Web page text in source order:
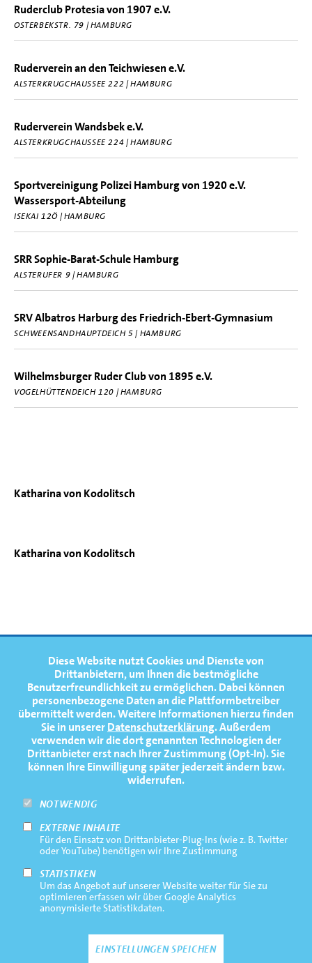
Diese Website nutzt Cookies und Dienste von
Drittanbietern, um Ihnen die bestmögliche
Benutzerfreundlichkeit zu ermöglichen.Dabei können
personenbezogene Daten an die Plattformbetreiber
übermittelt werden. Weitere Informationen hierzu finden
Sie in unsererDatenschutzerklärung. Außerdem
verwenden wir die dort genannten Technologien der
Drittanbieter erst nach Ihrer Zustimmung (Opt-In). Sie
können Ihre Einwilligung später jederzeit ändern bzw.
widerrufen.
NOTWENDIG
EXTERNE INHALTE
Für den Einsatz von Drittanbieter-Plug-Ins (wie z. B. Twitter
oder YouTube) benötigen wir Ihre Zustimmung
STATISTIKEN
Um das Angebot auf unserer Website weiter für Sie zu
optimieren erfassen wir über Google Analytics
anonymisierte Statistikdaten.
EINSTELLUNGEN SPEICHEN
Ruderclub Protesia von 1907 e.V.
OSTERBEKSTR. 79 | HAMBURG
Ruderverein an den Teichwiesen e.V.
ALSTERKRUGCHAUSSEE 222 | HAMBURG
Ruderverein Wandsbek e.V.
ALSTERKRUGCHAUSSEE 224 | HAMBURG
Sportvereinigung Polizei Hamburg von 1920 e.V.
Wassersport-Abteilung
ISEKAI 12Ö | HAMBURG
SRR Sophie-Barat-Schule Hamburg
ALSTERUFER 9 | HAMBURG
SRV Albatros Harburg des Friedrich-Ebert-Gymnasium
SCHWEENSANDHAUPTDEICH 5 | HAMBURG
Wilhelmsburger Ruder Club von 1895 e.V.
VOGELHÜTTENDEICH 120 | HAMBURG
Katharina von Kodolitsch
Katharina von Kodolitsch
FOOTERNAVIGATION
NEWS
TERMINE
MEDIATHEK
PRESSE
FAQ
NEWSLETTER
Footernavigation
Bottom
Impressum
Datenschutz